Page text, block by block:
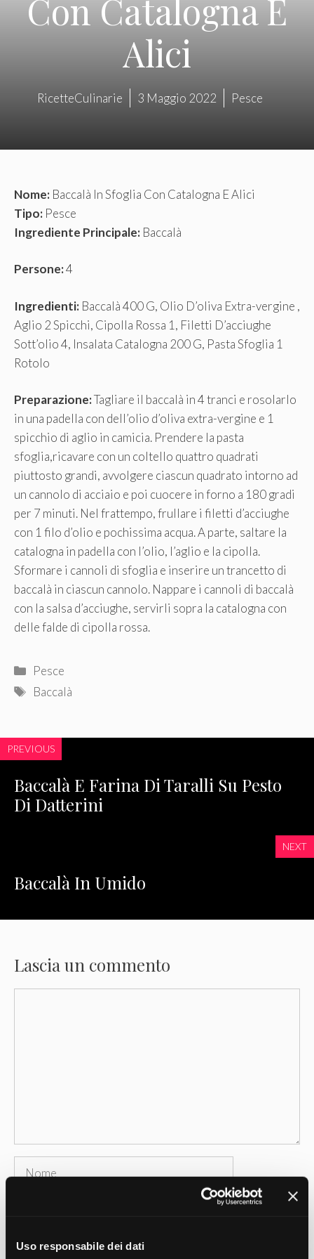
Uso responsabile dei dati
Con Catalogna E
Alici
RicetteCulinarie 3 Maggio 2022 Pesce
Nome: Baccalà In Sfoglia Con Catalogna E Alici
Tipo: Pesce
Ingrediente Principale: Baccalà
Persone:4
Ingredienti: Baccalà 400 G, Olio D’oliva Extra-vergine ,
Aglio 2 Spicchi, Cipolla Rossa 1, Filetti D’acciughe
Sott’olio 4, Insalata Catalogna 200 G, Pasta Sfoglia 1
Rotolo
Preparazione:Tagliare il baccalà in 4 tranci e rosolarlo
in una padella con dell’olio d’oliva extra-vergine e 1
spicchio di aglio in camicia. Prendere la pasta
sfoglia,ricavare con un coltello quattro quadrati
piuttosto grandi, avvolgere ciascun quadrato intorno ad
un cannolo di acciaio e poi cuocere in forno a 180 gradi
per 7 minuti. Nel frattempo, frullare i filetti d’acciughe
con 1 filo d’olio e pochissima acqua. A parte, saltare la
catalogna in padella con l’olio, l’aglio e la cipolla.
Sformare i cannoli di sfoglia e inserire un trancetto di
baccalà in ciascun cannolo. Nappare i cannoli di baccalà
con la salsa d’acciughe, servirli sopra la catalogna con
delle falde di cipolla rossa.
Categorie
Pesce
Tag
Baccalà
PREVIOUS
Baccalà E Farina Di Taralli Su Pesto
Di Datterini
NEXT
Baccalà In Umido
Lascia un commento
Nome
Sito